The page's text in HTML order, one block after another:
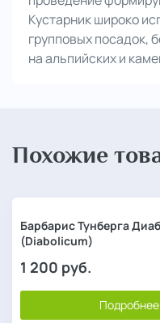
Кустарник широко
групповых посадок,
на альпийских и
Похожие
Барбарис Тунберга
(Diabolicum)
1 200 руб.
Подробнее